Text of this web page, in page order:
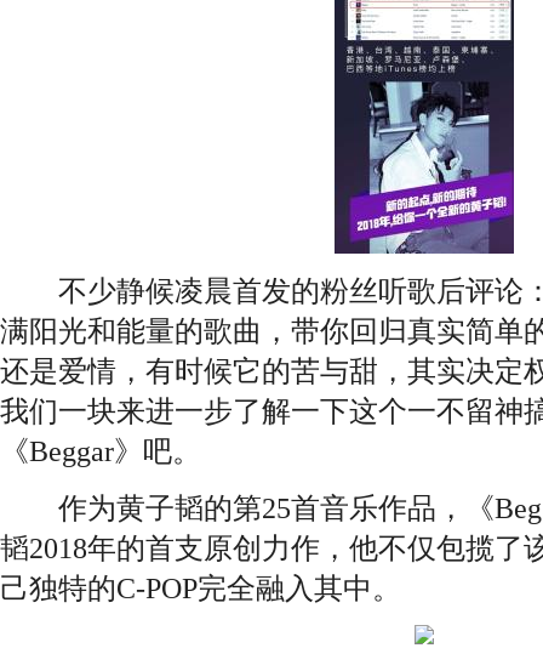
不少静候凌晨首发的粉丝听歌后评论：
满阳光和能量的歌曲，带你回归真实简单
还是爱情，有时候它的苦与甜，其实决定
我们一块来进一步了解一下这个一不留神
《Beggar》吧。
作为黄子韬的第25首音乐作品，《
韬2018年的首支原创力作，他不仅包揽了
己独特的C-POP完全融入其中。